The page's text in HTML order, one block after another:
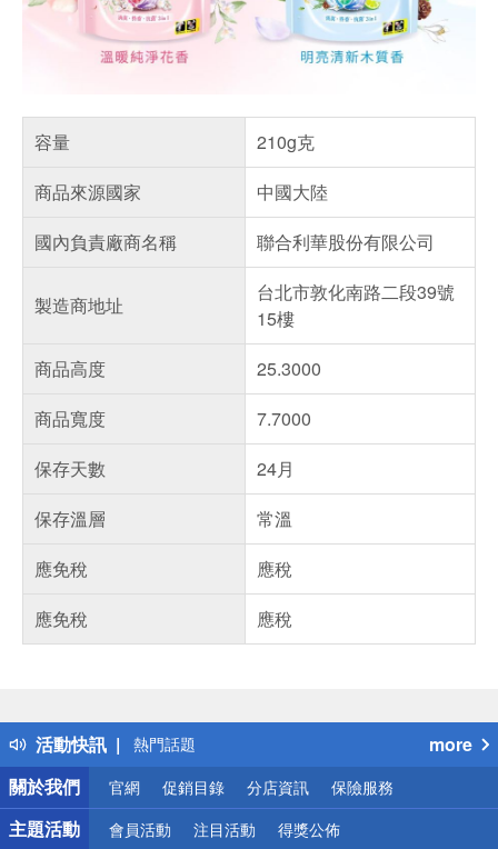
容量
210g克
商品來源國家
中國大陸
國內負責廠商名稱
聯合利華股份有限公司
製造商地址
台北市敦化南路二段39號
15樓
商品高度
25.3000
商品寬度
7.7000
保存天數
24月
保存溫層
常溫
應免稅
應稅
應免稅
應稅
活動快訊
得獎公告
熱門話題
銀行優惠
偏遠地區配送
詐騙網頁！請小心！
more
關於我們
官網 促銷目錄 分店資訊 保險服務
主題活動 會員活動 注目活動 得獎公佈